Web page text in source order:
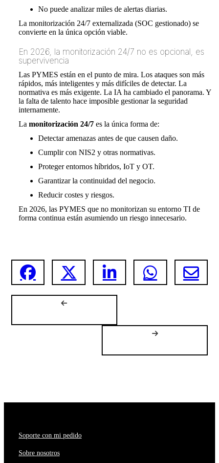
No puede analizar miles de alertas diarias.
La monitorización 24/7 externalizada (SOC gestionado) se
convierte en la única opción viable.
En 2026, la monitorización 24/7 no es opcional, es
supervivencia
Las PYMES están en el punto de mira. Los ataques son más
rápidos, más inteligentes y más difíciles de detectar. La
normativa es más exigente. La IA ha cambiado el panorama. Y
la falta de talento hace imposible gestionar la seguridad
internamente.
La monitorización 24/7 es la única forma de:
Detectar amenazas antes de que causen daño.
Cumplir con NIS2 y otras normativas.
Proteger entornos híbridos, IoT y OT.
Garantizar la continuidad del negocio.
Reducir costes y riesgos.
En 2026, las PYMES que no monitorizan su entorno TI de
forma continua están asumiendo un riesgo innecesario.
Soporte con mi pedido
Sobre nosotros